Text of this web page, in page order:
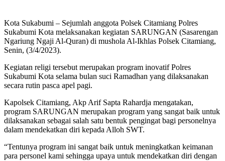
Kota Sukabumi – Sejumlah anggota Polsek Citamiang Polres
Sukabumi Kota melaksanakan kegiatan SARUNGAN (Sasarengan
Ngariung Ngaji Al-Quran) di mushola Al-Ikhlas Polsek Citamiang,
Senin, (3/4/2023).
Kegiatan religi tersebut merupakan program inovatif Polres
Sukabumi Kota selama bulan suci Ramadhan yang dilaksanakan
secara rutin pasca apel pagi.
Kapolsek Citamiang, Akp Arif Sapta Rahardja mengatakan,
program SARUNGAN merupakan program yang sangat baik untuk
dilaksanakan sebagai salah satu bentuk pengingat bagi personelnya
dalam mendekatkan diri kepada Alloh SWT.
“Tentunya program ini sangat baik untuk meningkatkan keimanan
para personel kami sehingga upaya untuk mendekatkan diri dengan